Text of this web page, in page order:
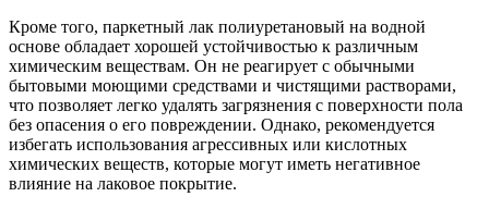
Кроме того, паркетный лак полиуретановый на водной
основе обладает хорошей устойчивостью к различным
химическим веществам. Он не реагирует с обычными
бытовыми моющими средствами и чистящими растворами,
что позволяет легко удалять загрязнения с поверхности пола
без опасения о его повреждении. Однако, рекомендуется
избегать использования агрессивных или кислотных
химических веществ, которые могут иметь негативное
влияние на лаковое покрытие.